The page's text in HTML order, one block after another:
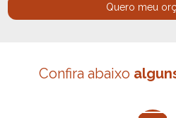
Quero meu
Confira abaixo